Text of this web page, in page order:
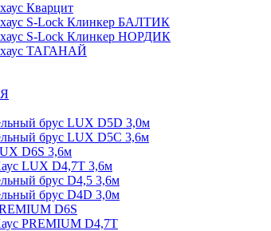
Кварцит
S-Lock Клинкер БАЛТИК
S-Lock Клинкер НОРДИК
хаус ТАГАНАЙ
брус LUX D5D 3,0м
брус LUX D5C 3,6м
D6S 3,6м
LUX D4,7T 3,6м
брус D4,5 3,6м
брус D4D 3,0м
D6S
PREMIUM D4,7T